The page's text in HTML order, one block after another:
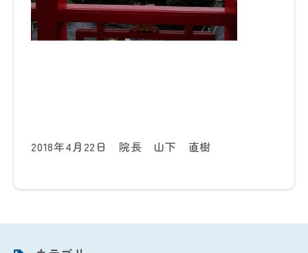
2018年4月22日 院長 山下 直樹